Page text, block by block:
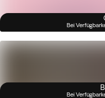
Bei
Bei